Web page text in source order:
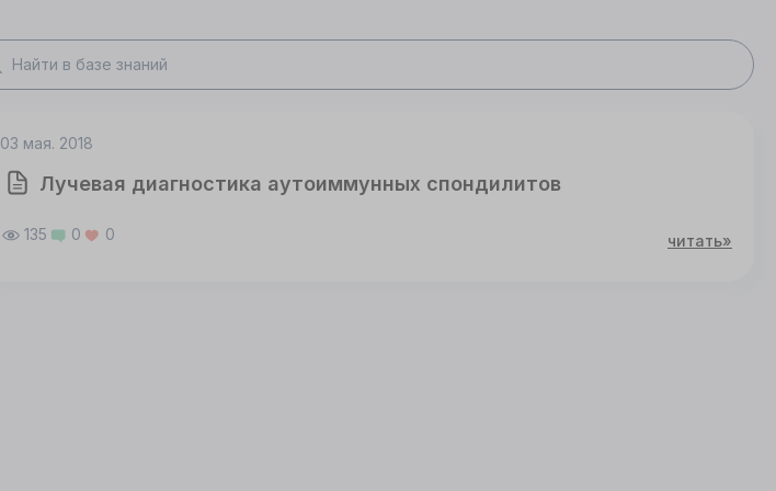
03 мая. 2018
Лучевая диагностика аутоиммунных спондилитов
135 0 0 читать»